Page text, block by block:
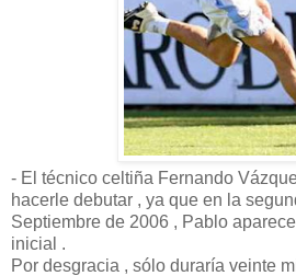
- El técnico celtiña Fernando
hacerle debutar , ya que en la
Septiembre de 2006 , Pablo
inicial .
Por desgracia , sólo duraría veinte